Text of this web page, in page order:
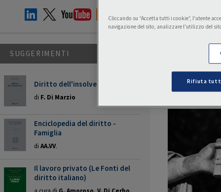
SUGGERIMENTI
Diritto dell'insolvenza
di F. Di Marzio
Enciclopedia del diritto -
Famiglia
di AA.VV.
Il lavoro privato (Le Fonti del
diritto italiano)
Cliccando su “Accetta tutti i cookie”, l'utente
navigazione del sito, analizzare l'utilizzo del
Rifiuta